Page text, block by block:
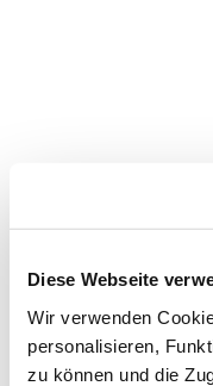
Diese Webseite
Wir verwenden
personalisieren,
zu können und die